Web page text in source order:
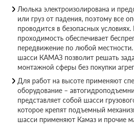
Люлька электроизолирована и
или груз от падения, поэтому все
проводится в безопасных условиях.
проходимость обеспечивает
передвижение по любой
шасси КАМАЗ позволит решать
монтажной сферы без покупки
Для работ на высоте применяют
оборудование –
представляет собой шасси
которое крепят подъемный
шасси применяют Камаз и прочие